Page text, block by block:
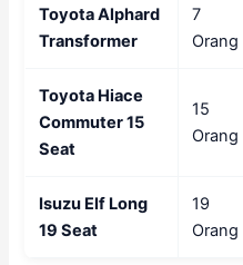
Toyota Alphard
Transformer
7
Orang
Toyota Hiace
Commuter 15
Seat
15
Orang
Isuzu Elf Long
19 Seat
19
Orang